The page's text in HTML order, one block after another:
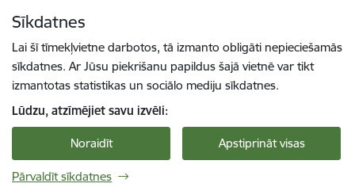
Sīkdatnes
Lai šī tīmekļvietne darbotos, tā izmanto obligāti nepieciešamās
sīkdatnes. Ar Jūsu piekrišanu papildus šajā vietnē var tikt
izmantotas statistikas un sociālo mediju sīkdatnes.
Lūdzu, atzīmējiet savu izvēli:
Noraidīt Apstiprināt visas
Pārvaldīt sīkdatnes